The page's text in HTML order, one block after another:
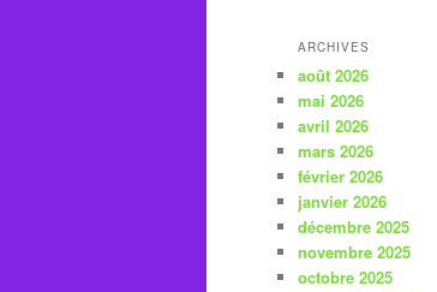
ARCHIVES
août 2026
mai 2026
avril 2026
mars 2026
février 2026
janvier 2026
décembre 2025
novembre 2025
octobre 2025